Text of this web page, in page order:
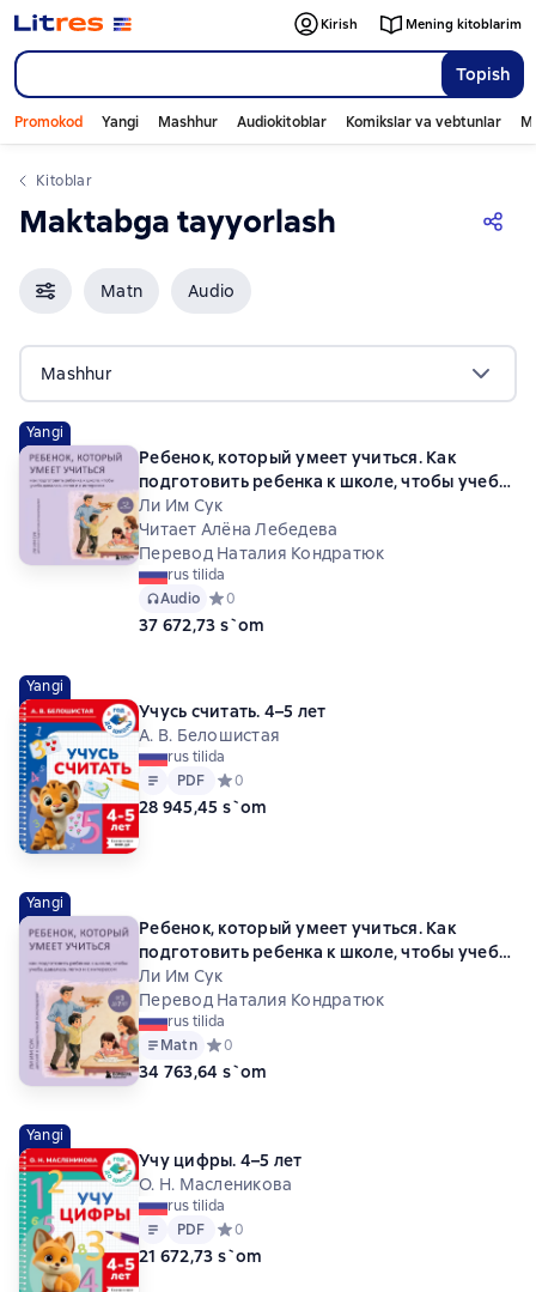
Topish
Kirish Mening kitoblarim
Promokod Yangi Mashhur Audiokitoblar Komikslar va vebtunlar
Kitoblar
Maktabga tayyorlash
Matn Audio
Mashhur
Yangi
Ребенок, который умеет учиться. Как
подготовить ребенка к школе, чтобы учеба
давалась легко и с интересом
Ли Им Сук
Читает Алёна Лебедева
Перевод Наталия Кондратюк
rus tilida
Audio Средний рейтинг 0 на основе 0 оценок
0
37 672,73 s`om
Yangi
Учусь считать. 4–5 лет
А. В. Белошистая
rus tilida
Matn
PDF
PDF Средний рейтинг 0 на основе 0 оценок
0
28 945,45 s`om
Yangi
Ребенок, который умеет учиться. Как
подготовить ребенка к школе, чтобы учеба
давалась легко и с интересом
Ли Им Сук
Перевод Наталия Кондратюк
rus tilida
Matn Средний рейтинг 0 на основе 0 оценок
0
34 763,64 s`om
Yangi
Учу цифры. 4–5 лет
О. Н. Масленикова
rus tilida
Matn
PDF
PDF Средний рейтинг 0 на основе 0 оценок
0
21 672,73 s`om